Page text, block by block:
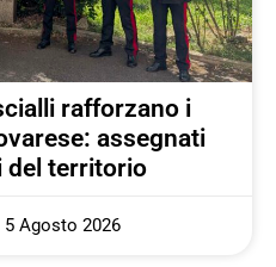
rafforzano i
assegnati
del territorio
5 Agosto 2026